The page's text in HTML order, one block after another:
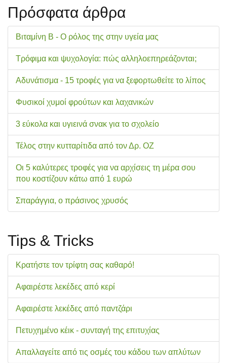
Πρόσφατα άρθρα
Βιταμίνη Β - Ο ρόλος της στην υγεία μας
Τρόφιμα και ψυχολογία: πώς αλληλοεπηρεάζονται;
Αδυνάτισμα - 15 τροφές για να ξεφορτωθείτε το λίπος
Φυσικοί χυμοί φρούτων και λαχανικών
3 εύκολα και υγιεινά σνακ για το σχολείo
Τέλος στην κυτταρίτιδα από τον Δρ. ΟΖ
Οι 5 καλύτερες τροφές για να αρχίσεις τη μέρα σου
που κοστίζουν κάτω από 1 ευρώ
Σπαράγγια, ο πράσινος χρυσός
Tips & Tricks
Κρατήστε τον τρίφτη σας καθαρό!
Αφαιρέστε λεκέδες από κερί
Αφαιρέστε λεκέδες από παντζάρι
Πετυχημένο κέικ - συνταγή της επιτυχίας
Απαλλαγείτε από τις οσμές του κάδου των απλύτων